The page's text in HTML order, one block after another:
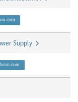
Supply